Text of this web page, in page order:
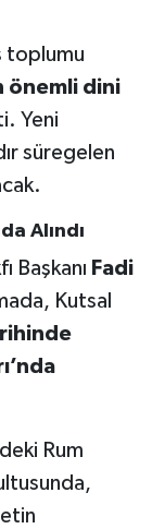
toplumu
önemli dini
Yeni
süregelen
Alındı
Başkanı Fadi
Kutsal
Rum